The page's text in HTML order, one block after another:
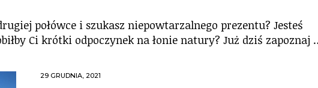
połówce i szukasz niepowtarzalnego prezentu? Jesteś
Ci krótki odpoczynek na łonie natury? Już dziś zapoznaj
29 GRUDNIA, 2021